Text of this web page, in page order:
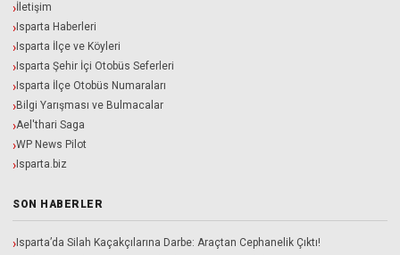
İletişim
Isparta Haberleri
Isparta İlçe ve Köyleri
Isparta Şehir İçi Otobüs Seferleri
Isparta İlçe Otobüs Numaraları
Bilgi Yarışması ve Bulmacalar
Ael'thari Saga
WP News Pilot
Isparta.biz
SON HABERLER
Isparta’da Silah Kaçakçılarına Darbe: Araçtan Cephanelik Çıktı!